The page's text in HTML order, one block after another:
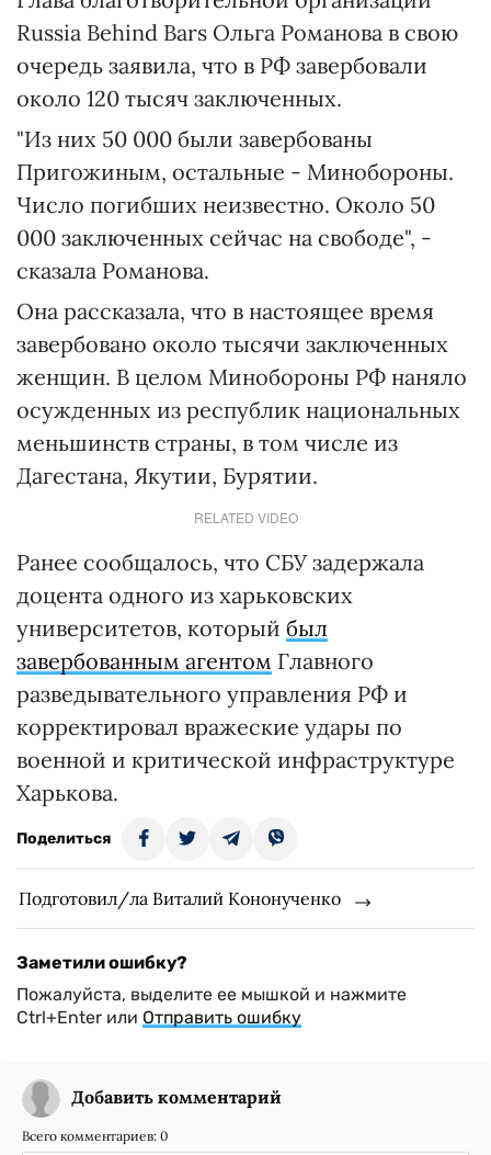
Russia Behind Bars Ольга Романова в свою
очередь заявила, что в РФ завербовали
около 120 тысяч заключенных.
"Из них 50 000 были завербованы
Пригожиным, остальные - Минобороны.
Число погибших неизвестно. Около 50
000 заключенных сейчас на свободе", -
сказала Романова.
Она рассказала, что в настоящее время
завербовано около тысячи заключенных
женщин. В целом Минобороны РФ наняло
осужденных из республик национальных
меньшинств страны, в том числе из
Дагестана, Якутии, Бурятии.
RELATED VIDEO
Ранее сообщалось, что СБУ задержала
доцента одного из харьковских
университетов, который был
завербованным агентом Главного
разведывательного управления РФ и
корректировал вражеские удары по
военной и критической инфраструктуре
Харькова.
Поделиться
Подготовил/ла Виталий Кононученко
Заметили ошибку?
Пожалуйста, выделите ее мышкой и нажмите
Ctrl+Enter или Отправить ошибку
Добавить комментарий
Всего комментариев: 0